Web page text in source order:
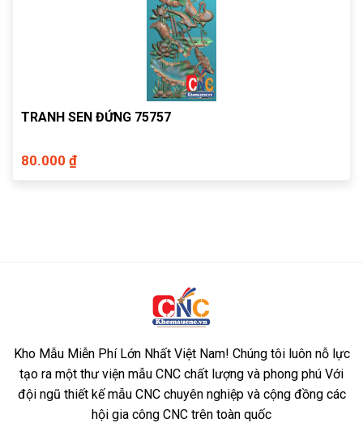
TRANH SEN ĐỨNG 75757
80.000 ₫
Kho Mẫu Miễn Phí Lớn Nhất Việt Nam! Chúng tôi luôn nỗ lực
tạo ra một thư viện mẫu CNC chất lượng và phong phú Với
đội ngũ thiết kế mẫu CNC chuyên nghiệp và cộng đồng các
hội gia công CNC trên toàn quốc